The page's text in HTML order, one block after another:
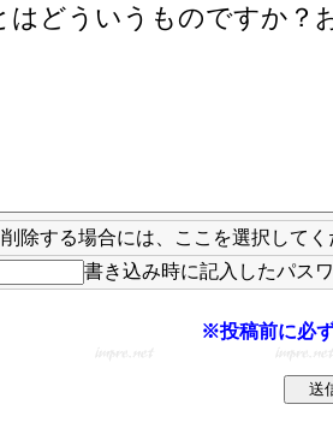
削除する場合には、ここを選択してく
書き込み時に記入したパス
※投稿前に必